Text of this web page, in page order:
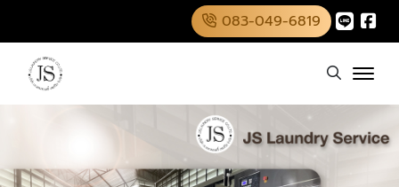
083-049-6819